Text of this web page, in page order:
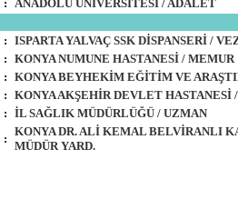
: ANADOLU ÜNİVERSİTESİ / ADALET
: ISPARTA YALVAÇ SSK DİSPANSERİ /
: KONYA NUMUNE HASTANESİ / MEMUR
: KONYA BEYHEKİM EĞİTİM VE
: KONYA AKŞEHİR DEVLET
: İL SAĞLIK MÜDÜRLÜĞÜ / UZMAN
:
KONYA DR. ALİ KEMAL BELVİRANLI
MÜDÜR YARD.